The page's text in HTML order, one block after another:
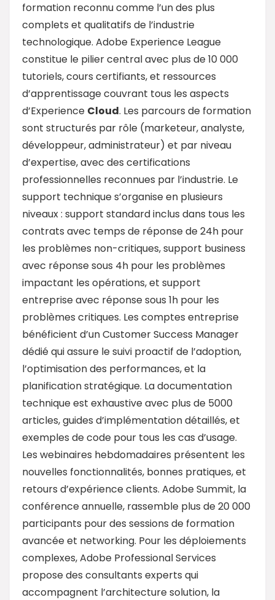
formation reconnu comme l’un des plus
complets et qualitatifs de l’industrie
technologique. Adobe Experience League
constitue le pilier central avec plus de 10 000
tutoriels, cours certifiants, et ressources
d’apprentissage couvrant tous les aspects
d’Experience Cloud. Les parcours de formation
sont structurés par rôle (marketeur, analyste,
développeur, administrateur) et par niveau
d’expertise, avec des certifications
professionnelles reconnues par l’industrie. Le
support technique s’organise en plusieurs
niveaux : support standard inclus dans tous les
contrats avec temps de réponse de 24h pour
les problèmes non-critiques, support business
avec réponse sous 4h pour les problèmes
impactant les opérations, et support
entreprise avec réponse sous 1h pour les
problèmes critiques. Les comptes entreprise
bénéficient d’un Customer Success Manager
dédié qui assure le suivi proactif de l’adoption,
l’optimisation des performances, et la
planification stratégique. La documentation
technique est exhaustive avec plus de 5000
articles, guides d’implémentation détaillés, et
exemples de code pour tous les cas d’usage.
Les webinaires hebdomadaires présentent les
nouvelles fonctionnalités, bonnes pratiques, et
retours d’expérience clients. Adobe Summit, la
conférence annuelle, rassemble plus de 20 000
participants pour des sessions de formation
avancée et networking. Pour les déploiements
complexes, Adobe Professional Services
propose des consultants experts qui
accompagnent l’architecture solution, la